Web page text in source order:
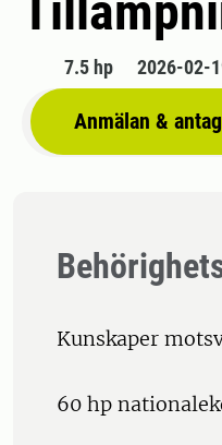
7.5 hp 2026-02-
Anmälan &
Kunskaper
60 hp